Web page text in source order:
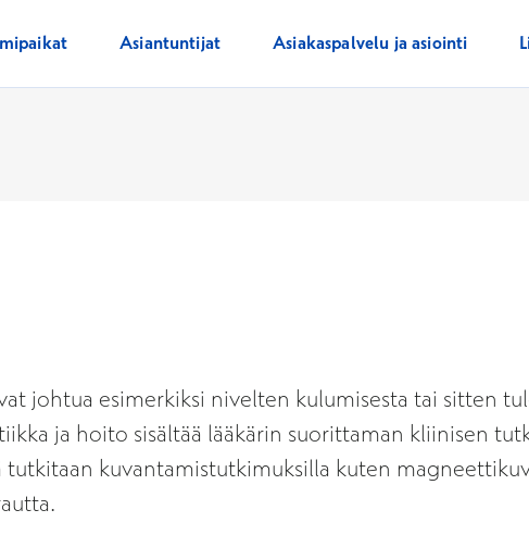
Asiantuntijat Asiakaspalvelu ja asiointi
johtua esimerkiksi nivelten kulumisesta tai sitten
ja hoito sisältää lääkärin suorittaman kliinisen
kuvantamistutkimuksilla kuten